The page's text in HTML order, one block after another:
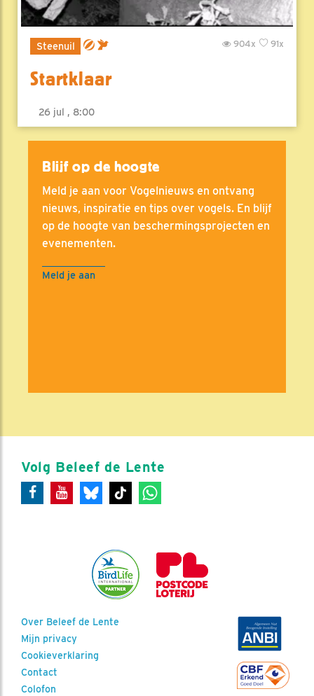
Steenuil 91x
904x
Startklaar
26 jul , 8:00
Blijf op de hoogte
Meld je aan voor Vogelnieuws en ontvang
nieuws, inspiratie en tips over vogels. En blijf
op de hoogte van beschermingsprojecten en
evenementen.
Meld je aan
Volg Beleef de Lente
Over Beleef de Lente
Mijn privacy
Cookieverklaring
Contact
Colofon